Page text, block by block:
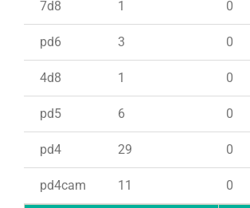
7d8 1 0
pd6 3 0
4d8 1 0
pd5 6 0
pd4 29 0
pd4cam 11 0